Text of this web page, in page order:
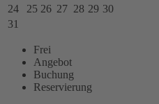
24
25 26 27 28 29 30
31
Frei
Angebot
Buchung
Reservierung